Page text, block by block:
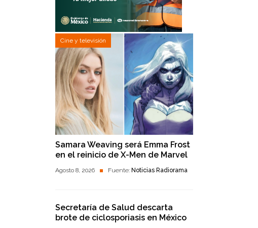
Cine y televisión
Samara Weaving será Emma Frost
en el reinicio de X-Men de Marvel
Agosto 8, 2026 Fuente: Noticias Radiorama
Secretaría de Salud descarta
brote de ciclosporiasis en México